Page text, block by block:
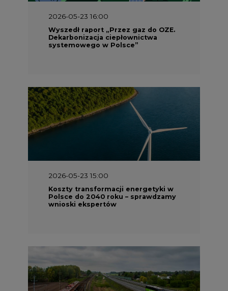
2026-05-23 16:00
Wyszedł raport „Przez gaz do OZE.
Dekarbonizacja ciepłownictwa
systemowego w Polsce”
2026-05-23 15:00
Koszty transformacji energetyki w
Polsce do 2040 roku – sprawdzamy
wnioski ekspertów